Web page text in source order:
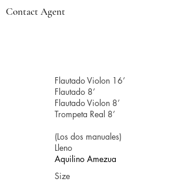
Contact Agent
Flautado Violon 16’
Flautado 8’
Flautado Violon 8’
Trompeta Real 8’
(Los dos manuales)
Lleno
Aquilino Amezua
Size